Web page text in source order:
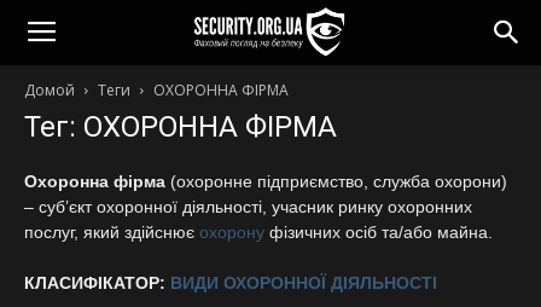
Домой Теги ОХОРОННА ФІРМА
Тег: ОХОРОННА ФІРМА
Охоронна фірма (охоронне підприємство, служба охорони)
– суб’єкт охоронної діяльності, учасник ринку охоронних
послуг, який здійснює охорону фізичних осіб та/або майна.
КЛАСИФІКАТОР: ВИДИ ОХОРОННОЇ ДІЯЛЬНОСТІ